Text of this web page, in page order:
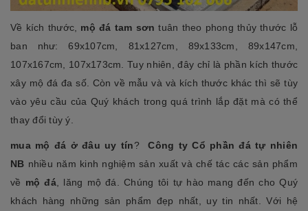
Về kích thước, mộ đá tam sơn tuân theo phong thủy thước lỗ
ban như: 69x107cm, 81x127cm, 89x133cm, 89x147cm,
107x167cm, 107x173cm. Tuy nhiên, đây chỉ là phần kích thước
xây mộ đá đa số. Còn về mẫu và và kích thước khác thì sẽ tùy
vào yêu cầu của Quý khách trong quá trình lắp đặt mà có thể
thay đổi tùy ý.
mua mộ đá ở đâu uy tín?Công ty Cổ phần đá tự nhiên
NB nhiều năm kinh nghiệm sản xuất và chế tác các sản phẩm
về mộ đá , lăng mộ đá. Chúng tôi tự hào mang đến cho Quý
khách hàng những sản phẩm đẹp nhất, uy tin nhất. Với hệ